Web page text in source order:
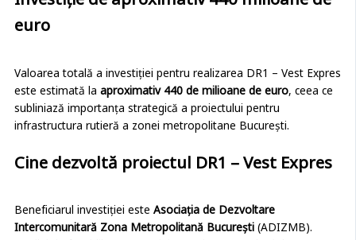
euro
Valoarea totală a investiției pentru realizarea DR1 – Vest Expres
este estimată la aproximativ 440 de milioane de euro, ceea ce
subliniază importanța strategică a proiectului pentru
infrastructura rutieră a zonei metropolitane București.
Cine dezvoltă proiectul DR1 – Vest Expres
Beneficiarul investiției este Asociația de Dezvoltare
Intercomunitară Zona Metropolitană București (ADIZMB).